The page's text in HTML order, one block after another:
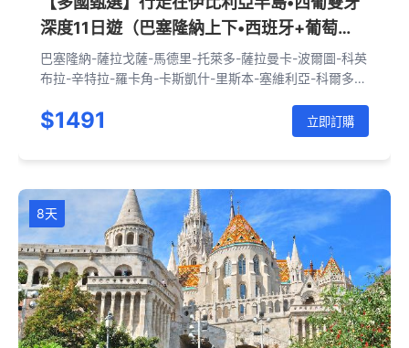
深度11日遊（巴塞隆納上下•西班牙+葡萄
牙）
巴塞隆納-薩拉戈薩-馬德里-托萊多-薩拉曼卡-波爾圖-科英
布拉-辛特拉-羅卡角-卡斯凱什-里斯本-塞維利亞-科爾多
$1491 立即訂購
8天